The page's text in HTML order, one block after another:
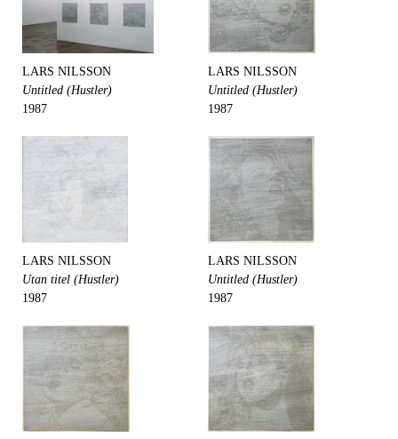
LARS NILSSON
Untitled (Hustler)
1987
LARS NILSSON
Untitled (Hustler)
1987
LARS NILSSON
Utan titel (Hustler)
1987
LARS NILSSON
Untitled (Hustler)
1987